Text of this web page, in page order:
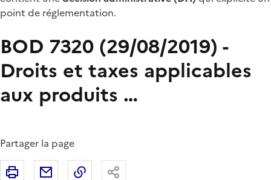
point de réglementation.
BOD 7320 (29/08/2019) -
Droits et taxes applicables
aux produits …
Partager la page
Imprimer Partager par email
Copier le lien